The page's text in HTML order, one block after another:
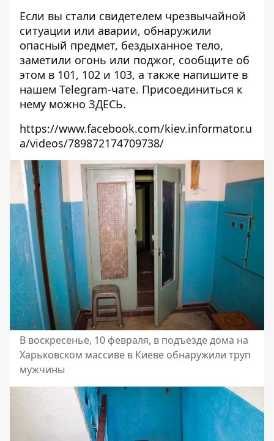
Если вы стали свидетелем чрезвычайной
ситуации или аварии, обнаружили
опасный предмет, бездыханное тело,
заметили огонь или поджог, сообщите об
этом в 101, 102 и 103, а также напишите в
нашем Telegram-чате. Присоединиться к
нему можно ЗДЕСЬ.
https://www.facebook.com/kiev.informator.u
a/videos/789872174709738/
В воскресенье, 10 февраля, в подъезде дома на
Харьковском массиве в Киеве обнаружили труп
мужчины